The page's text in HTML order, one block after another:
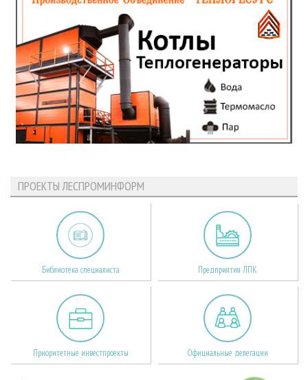
ПРОЕКТЫ ЛЕСПРОМИНФОРМ
Библиотека специалиста Предприятия ЛПК
Приоритетные инвестпроекты Официальные делегации